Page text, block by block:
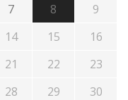
7 8
9
14 15
16
21 22
23
28 29
30